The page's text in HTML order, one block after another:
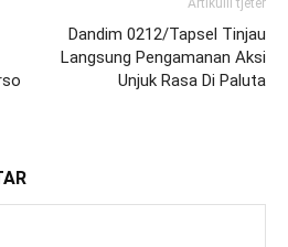
Artikulli tjetër
Dandim 0212/Tapsel Tinjau
Langsung Pengamanan Aksi
Unjuk Rasa Di Paluta